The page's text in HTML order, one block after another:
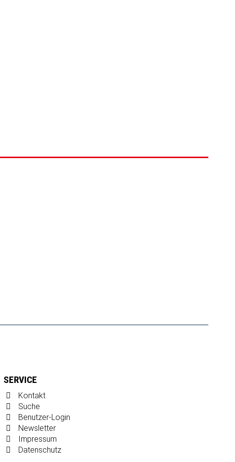
SERVICE
Kontakt
Suche
Benutzer-Login
Newsletter
Impressum
Datenschutz